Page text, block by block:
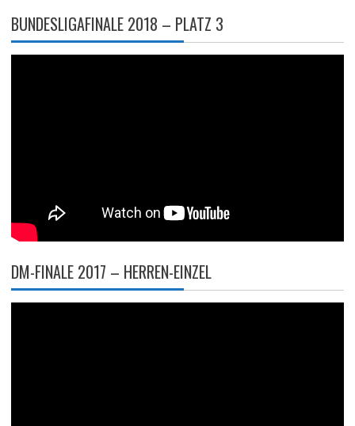
BUNDESLIGAFINALE 2018 – PLATZ 3
DM-FINALE 2017 – HERREN-EINZEL